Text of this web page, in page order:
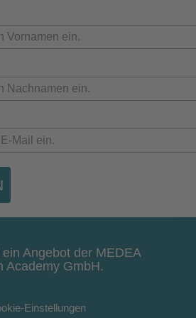
Angebot der MEDEA
Academy GmbH.
Einstellungen